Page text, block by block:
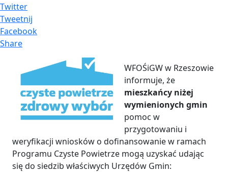
Twitter
Tweetnij
Facebook
Share
WFOŚiGW w Rzeszowie
informuje, że
mieszkańcy niżej
wymienionych gmin
pomoc w
przygotowaniu i
weryfikacji wniosków o dofinansowanie w ramach
Programu Czyste Powietrze mogą uzyskać udając
się do siedzib właściwych Urzędów Gmin: